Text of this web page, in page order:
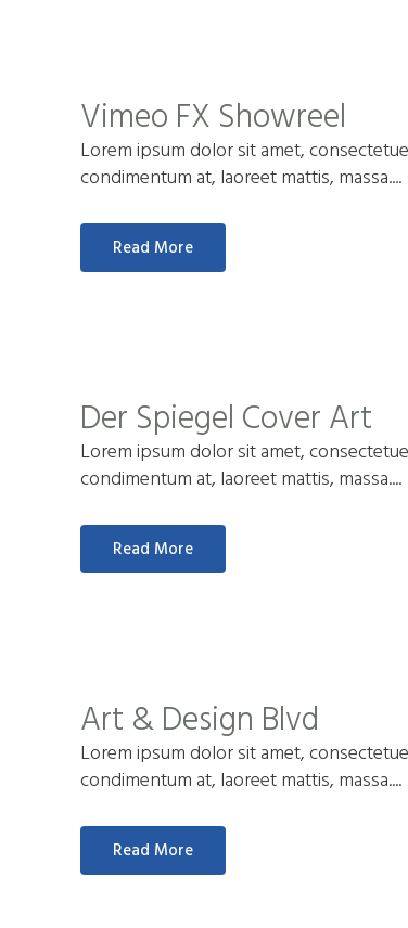
Vimeo FX Showreel
Lorem ipsum dolor sit amet,
condimentum at, laoreet mattis, massa....
Read More
Der Spiegel Cover Art
Lorem ipsum dolor sit amet,
condimentum at, laoreet mattis, massa....
Read More
Art & Design Blvd
Lorem ipsum dolor sit amet,
condimentum at, laoreet mattis, massa....
Read More